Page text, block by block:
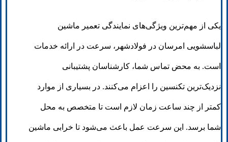
یکی از مهم‌ترین ویژگی‌های نمایندگی تعمیر ماشین
لباسشویی امرسان در فولادشهر، سرعت در ارائه خدمات
است. به محض تماس شما، کارشناسان پشتیبانی
نزدیک‌ترین تکنسین را اعزام می‌کنند. در بسیاری از موارد
کمتر از چند ساعت زمان لازم است تا متخصص به محل
شما برسد. این سرعت عمل باعث می‌شود تا خرابی ماشین